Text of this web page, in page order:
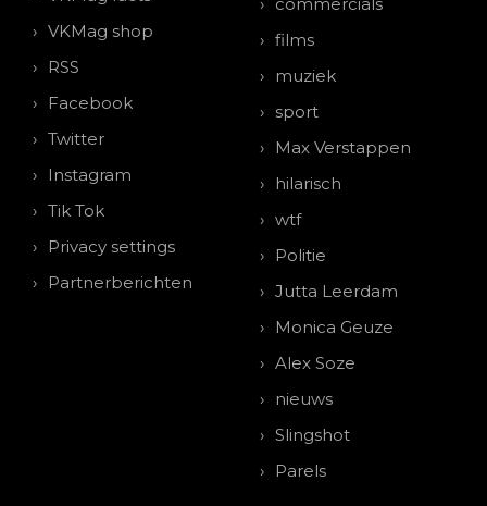
VKMag shop
RSS
Facebook
Twitter
Instagram
Tik Tok
Privacy settings
Partnerberichten
films
muziek
sport
Max Verstappen
hilarisch
wtf
Politie
Jutta Leerdam
Monica Geuze
Alex Soze
nieuws
Slingshot
Parels